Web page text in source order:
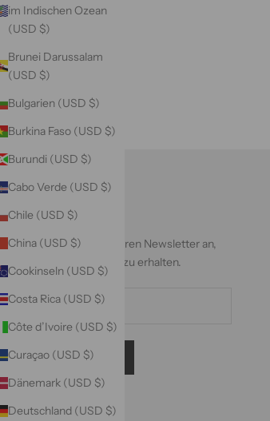
im Indischen Ozean
(USD $)
Brunei Darussalam
(USD $)
Bulgarien (USD $)
Burkina Faso (USD $)
Burundi (USD $)
Cabo Verde (USD $)
Chile (USD $)
China (USD $)
Cookinseln (USD $)
Costa Rica (USD $)
Côte d’Ivoire (USD $)
Curaçao (USD $)
Dänemark (USD $)
Deutschland (USD $)
Newsletter
Melden Sie sich für unseren Newsletter an,
um exklusive Angebote zu erhalten.
ABONNIEREN